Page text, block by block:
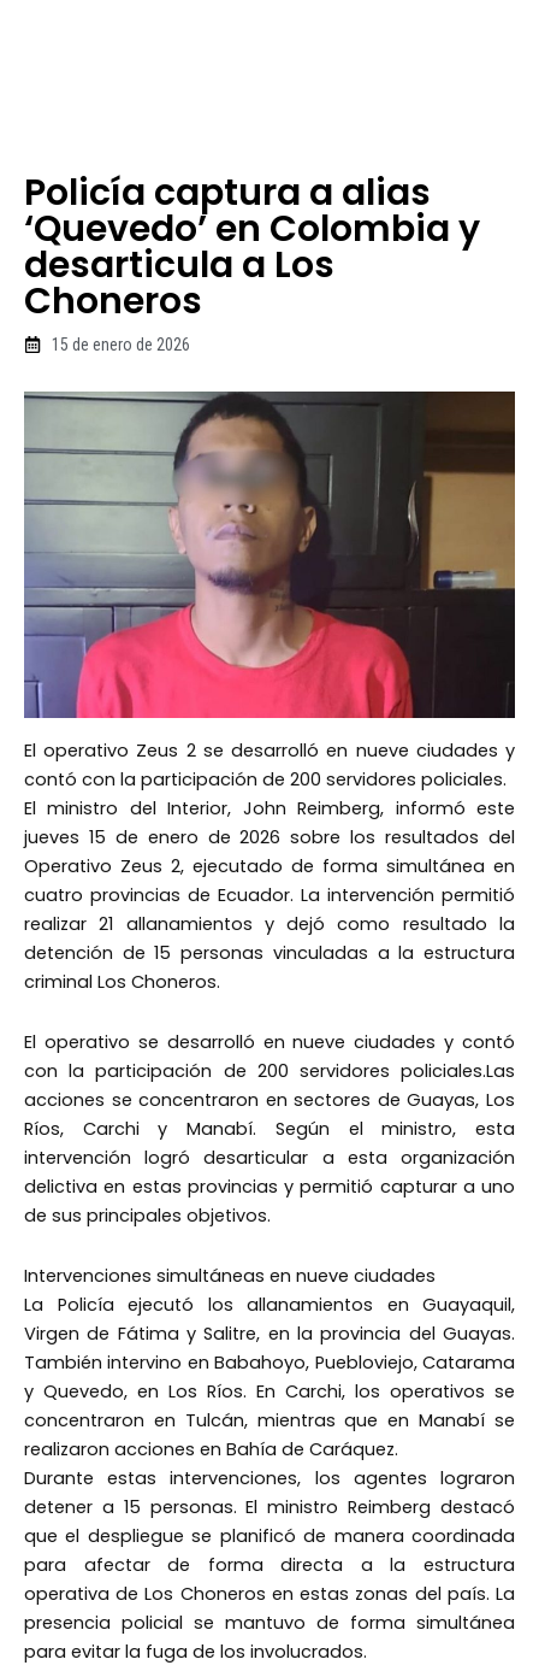
Policía captura a alias
‘Quevedo’ en Colombia y
desarticula a Los
Choneros
15 de enero de 2026
El operativo Zeus 2 se desarrolló en nueve ciudades y
contó con la participación de 200 servidores policiales.
El ministro del Interior, John Reimberg, informó este
jueves 15 de enero de 2026 sobre los resultados del
Operativo Zeus 2, ejecutado de forma simultánea en
cuatro provincias de Ecuador. La intervención permitió
realizar 21 allanamientos y dejó como resultado la
detención de 15 personas vinculadas a la estructura
criminal Los Choneros.
El operativo se desarrolló en nueve ciudades y contó
con la participación de 200 servidores policiales.Las
acciones se concentraron en sectores de Guayas, Los
Ríos, Carchi y Manabí. Según el ministro, esta
intervención logró desarticular a esta organización
delictiva en estas provincias y permitió capturar a uno
de sus principales objetivos.
Intervenciones simultáneas en nueve ciudades
La Policía ejecutó los allanamientos en Guayaquil,
Virgen de Fátima y Salitre, en la provincia del Guayas.
También intervino en Babahoyo, Puebloviejo, Catarama
y Quevedo, en Los Ríos. En Carchi, los operativos se
concentraron en Tulcán, mientras que en Manabí se
realizaron acciones en Bahía de Caráquez.
Durante estas intervenciones, los agentes lograron
detener a 15 personas. El ministro Reimberg destacó
que el despliegue se planificó de manera coordinada
para afectar de forma directa a la estructura
operativa de Los Choneros en estas zonas del país. La
presencia policial se mantuvo de forma simultánea
para evitar la fuga de los involucrados.